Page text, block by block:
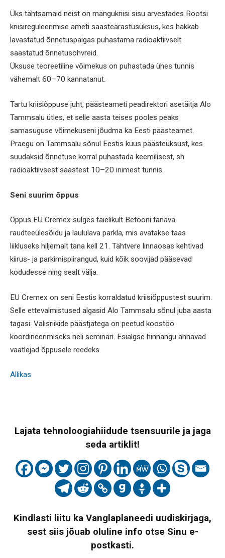
Üks tähtsamaid neist on mängukriisi sisu arvestades Rootsi
kriisireguleerimise ameti saasteärastusüksus, kes hakkab
lavastatud õnnetuspaigas puhastama radioaktiivselt
saastatud õnnetusohvreid.
Üksuse teoreetiline võimekus on puhastada ühes tunnis
vähemalt 60–70 kannatanut.
Tartu kriisiõppuse juht, päästeameti peadirektori asetäitja Alo
Tammsalu ütles, et selle aasta teises pooles peaks
samasuguse võimekuseni jõudma ka Eesti päästeamet.
Praegu on Tammsalu sõnul Eestis kuus päästeüksust, kes
suudaksid õnnetuse korral puhastada keemilisest, sh
radioaktiivsest saastest 10–20 inimest tunnis.
Seni suurim õppus
Õppus EU Cremex sulges täielikult Betooni tänava
raudteeülesõidu ja laululava parkla, mis avatakse taas
liikluseks hiljemalt täna kell 21. Tähtvere linnaosas kehtivad
kiirus- ja parkimispiirangud, kuid kõik soovijad pääsevad
kodudesse ning sealt välja.
EU Cremex on seni Eestis korraldatud kriisiõppustest suurim.
Selle ettevalmistused algasid Alo Tammsalu sõnul juba aasta
tagasi. Välisriikide päästjatega on peetud koostöö
koordineerimiseks neli seminari. Esialgse hinnangu annavad
vaatlejad õppusele reedeks.
Allikas
Lajata tehnoloogiahiidude tsensuurile ja jaga
seda artiklit!
Kindlasti liitu ka Vanglaplaneedi uudiskirjaga,
sest siis jõuab oluline info otse Sinu e-
postkasti.